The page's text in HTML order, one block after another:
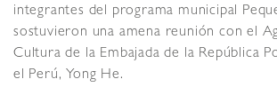
integrantes del programa municipal
sostuvieron una amena reunión con el
Cultura de la Embajada de la República
el Perú, Yong He.